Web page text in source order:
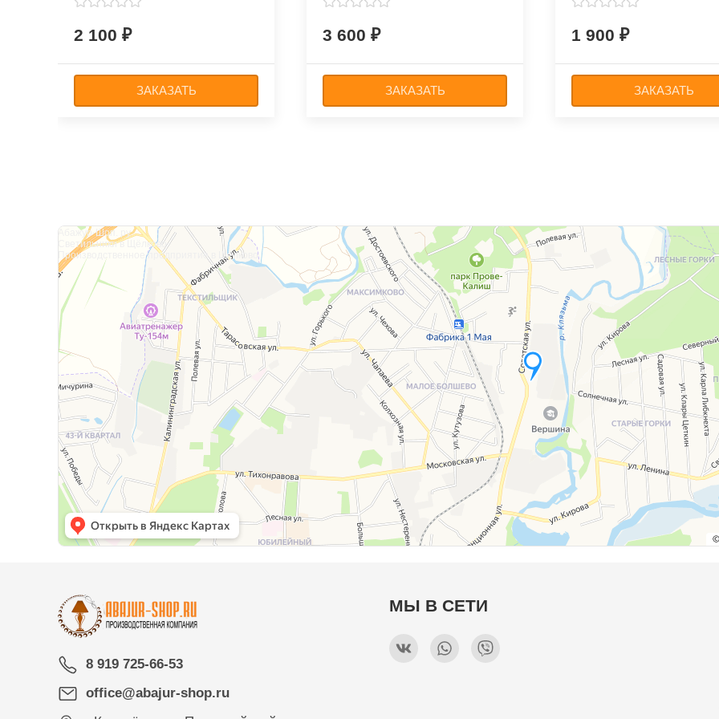
2 100
ЗАКАЗАТЬ
3 600
ЗАКАЗАТЬ
1 900
ЗАКАЗАТЬ
Абажур-Шоп. ру
Светильники в Щёлково
Производственное предприятие в Щёлково
8 919 725-66-53
office@abajur-shop.ru
МЫ В СЕТИ